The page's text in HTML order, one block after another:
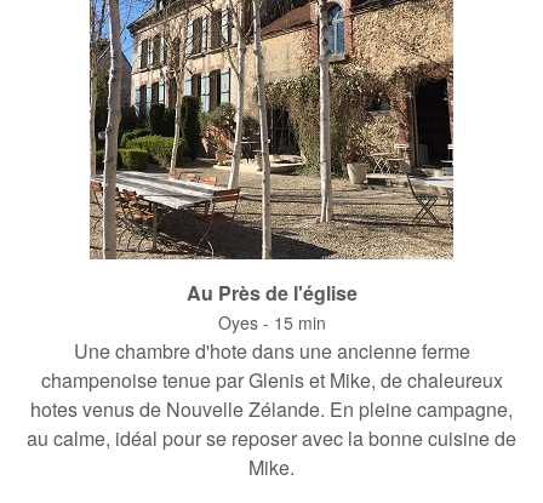
Au Près de l'église
Oyes - 15 min
Une chambre d'hote dans une ancienne ferme
champenoise tenue par Glenis et Mike, de chaleureux
hotes venus de Nouvelle Zélande. En pleine campagne,
au calme, idéal pour se reposer avec la bonne cuisine de
Mike.